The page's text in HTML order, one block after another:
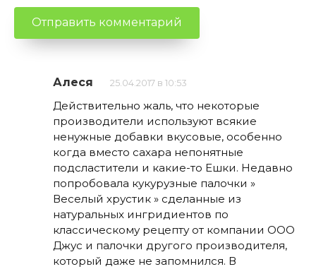
Алеся 25.04.2017 в 10:53
Действительно жаль, что некоторые
производители используют всякие
ненужные добавки вкусовые, особенно
когда вместо сахара непонятные
подсластители и какие-то Ешки. Недавно
попробовала кукурузные палочки »
Веселый хрустик » сделанные из
натуральных ингридиентов по
классическому рецепту от компании ООО
Джус и палочки другого производителя,
который даже не запомнился. В